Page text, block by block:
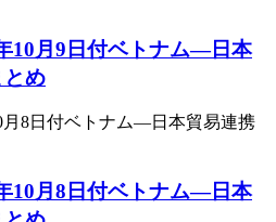
10月9日付ベトナム―日本
とめ
10月8日付ベトナム―日本